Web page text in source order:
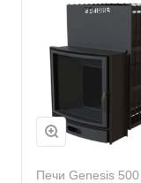
Печи Genesis 500